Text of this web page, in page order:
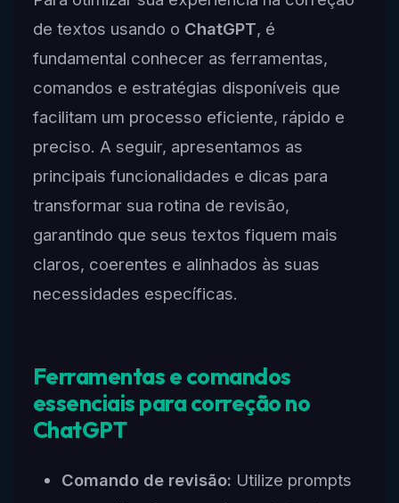
de textos usando o ChatGPT, é
fundamental conhecer as ferramentas,
comandos e estratégias disponíveis que
facilitam um processo eficiente, rápido e
preciso. A seguir, apresentamos as
principais funcionalidades e dicas para
transformar sua rotina de revisão,
garantindo que seus textos fiquem mais
claros, coerentes e alinhados às suas
necessidades específicas.
Ferramentas e comandos
essenciais para correção no
ChatGPT
Comando de revisão: Utilize prompts